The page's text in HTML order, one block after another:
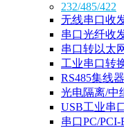
232/485/422
无线串口收
串口光纤收
串口转以太
工业串口转
RS485集线器
光电隔离/中
USB工业串
串口PC/PCI-